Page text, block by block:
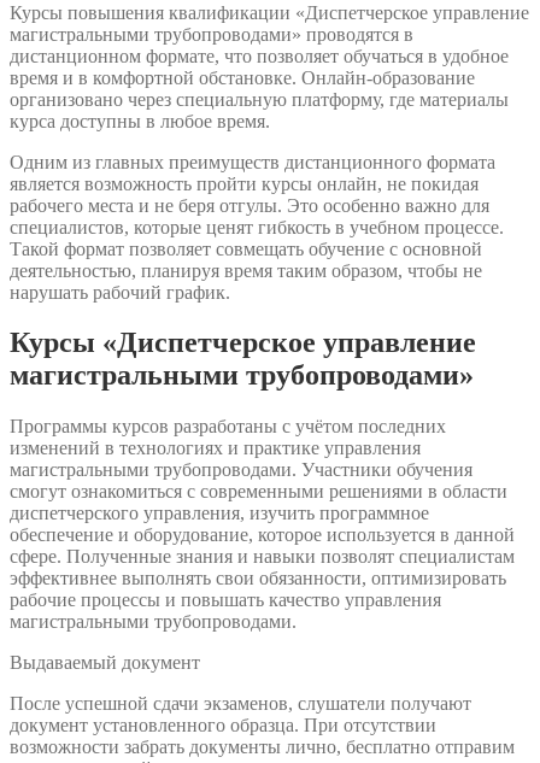
Курсы повышения квалификации «Диспетчерское управление
магистральными трубопроводами» проводятся в
дистанционном формате, что позволяет обучаться в удобное
время и в комфортной обстановке. Онлайн-образование
организовано через специальную платформу, где материалы
курса доступны в любое время.
Одним из главных преимуществ дистанционного формата
является возможность пройти курсы онлайн, не покидая
рабочего места и не беря отгулы. Это особенно важно для
специалистов, которые ценят гибкость в учебном процессе.
Такой формат позволяет совмещать обучение с основной
деятельностью, планируя время таким образом, чтобы не
нарушать рабочий график.
Курсы «Диспетчерское управление
магистральными трубопроводами»
Программы курсов разработаны с учётом последних
изменений в технологиях и практике управления
магистральными трубопроводами. Участники обучения
смогут ознакомиться с современными решениями в области
диспетчерского управления, изучить программное
обеспечение и оборудование, которое используется в данной
сфере. Полученные знания и навыки позволят специалистам
эффективнее выполнять свои обязанности, оптимизировать
рабочие процессы и повышать качество управления
магистральными трубопроводами.
Выдаваемый документ
После успешной сдачи экзаменов, слушатели получают
документ установленного образца. При отсутствии
возможности забрать документы лично, бесплатно отправим